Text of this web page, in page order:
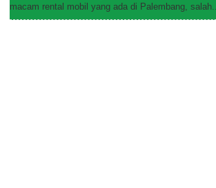
macam rental mobil yang ada di Palembang, salah...